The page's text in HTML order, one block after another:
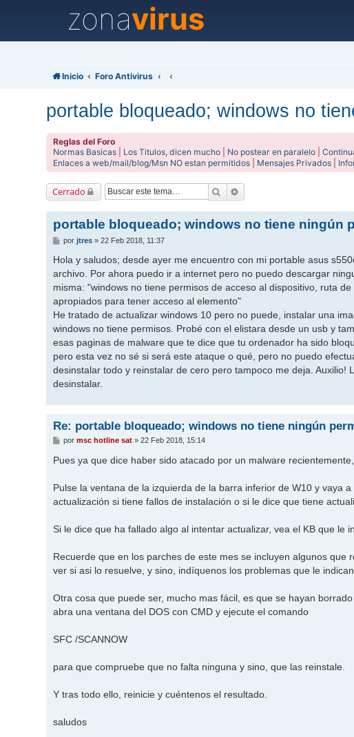
zonavirus
Inicio Foro Antivirus
portable bloqueado; windows no
Reglas del Foro
Normas Basicas
Los Titulos, dicen mucho No postear en paralelo |
Enlaces a web/mail/blog/Msn NO estan permitidos
Mensajes Privados
Cerrado Buscar
portable bloqueado; windows no tiene ningún
M
n
a
j
e
porjtres »22 Feb 2018, 11:37
Hola y saludos; desde ayer me encuentro con mi portable asus
archivo. Por ahora puedo ir a internet pero no puedo descargar
misma: "windows no tiene permisos de acceso al dispositivo, ruta
apropiados para tener acceso al elemento"
He tratado de actualizar windows 10 pero no puede, instalar una
windows no tiene permisos. Probé con el elistara desde un usb y
esas paginas de malware que te dice que tu ordenador ha sido
pero esta vez no sé si será este ataque o qué, pero no puedo
desinstalar todo y reinstalar de cero pero tampoco me deja.
desinstalar.
Re: portable bloqueado; windows no tiene ningún
M
n
s
e
pormsc hotline sat »22 Feb 2018, 15:14
Pues ya que dice haber sido atacado por un malware
Pulse la ventana de la izquierda de la barra inferior de W10 y vaya
actualización si tiene fallos de instalación o si le dice que tiene
Si le dice que ha fallado algo al intentar actualizar, vea el KB que le
Recuerde que en los parches de este mes se incluyen algunos
ver si asi lo resuelve, y sino, indíquenos los problemas que le
Otra cosa que puede ser, mucho mas fácil, es que se hayan
abra una ventana del DOS con CMD y ejecute el comando
SFC /SCANNOW
para que compruebe que no falta ninguna y sino, que las reinstale.
Y tras todo ello, reinicie y cuéntenos el resultado.
saludos